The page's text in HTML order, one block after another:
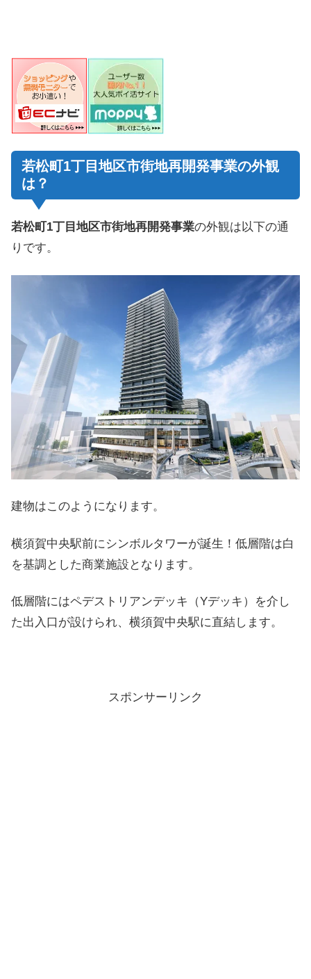
若松町1丁目地区市街地再開発事業の外観
は？
若松町1丁目地区市街地再開発事業の外観は以下の通
りです。
建物はこのようになります。
横須賀中央駅前にシンボルタワーが誕生！低層階は白
を基調とした商業施設となります。
低層階にはペデストリアンデッキ（Yデッキ）を介し
た出入口が設けられ、横須賀中央駅に直結します。
スポンサーリンク